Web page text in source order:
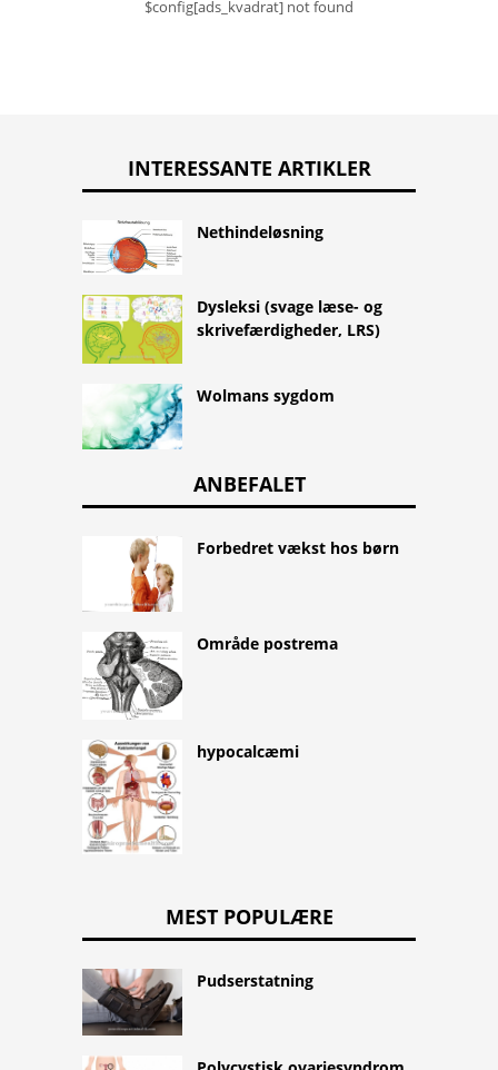
$config[ads_kvadrat] not found
INTERESSANTE ARTIKLER
Nethindeløsning
Dysleksi (svage læse- og
skrivefærdigheder, LRS)
Wolmans sygdom
ANBEFALET
Forbedret vækst hos børn
Område postrema
hypocalcæmi
MEST POPULÆRE
Pudserstatning